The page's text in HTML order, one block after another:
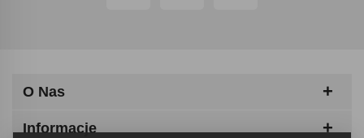
O Nas
Informacje